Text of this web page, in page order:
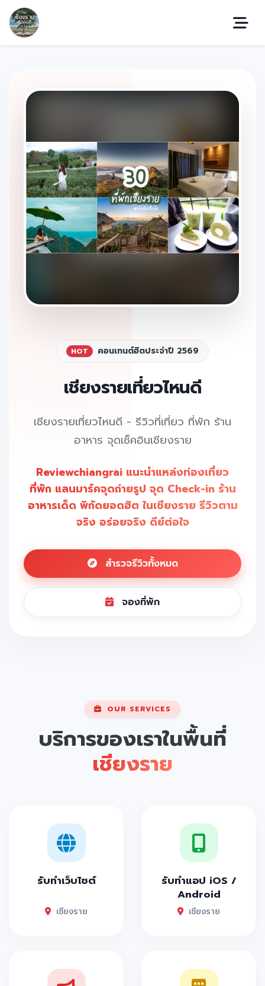
HOT คอนเทนต์ฮิตประจำปี 2569
เชียงรายเที่ยวไหนดี
เชียงรายเที่ยวไหนดี - รีวิวที่เที่ยว ที่พัก ร้าน
อาหาร จุดเช็คอินเชียงราย
Reviewchiangrai แนะนำแหล่งท่องเที่ยว
ที่พัก แลนมาร์คจุดถ่ายรูป จุด Check-in ร้าน
อาหารเด็ด พิกัดยอดฮิต ในเชียงราย รีวิวตาม
จริง อร่อยจริง ดีย์ต่อใจ
สำรวจรีวิวทั้งหมด
จองที่พัก
OUR SERVICES
บริการของเราในพื้นที่
เชียงราย
รับทำเว็บไซต์
เชียงราย
รับทำแอป iOS /
Android
เชียงราย